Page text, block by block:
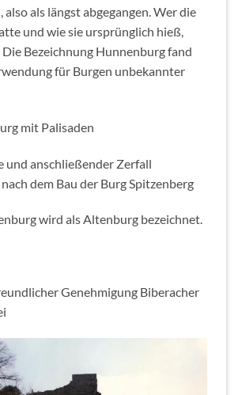
als längst abgegangen. Wer die
und wie sie ursprünglich hieß,
Bezeichnung Hunnenburg fand
für Burgen unbekannter
mit Palisaden
und anschließender Zerfall
dem Bau der Burg Spitzenberg
wird als Altenburg bezeichnet.
Genehmigung Biberacher